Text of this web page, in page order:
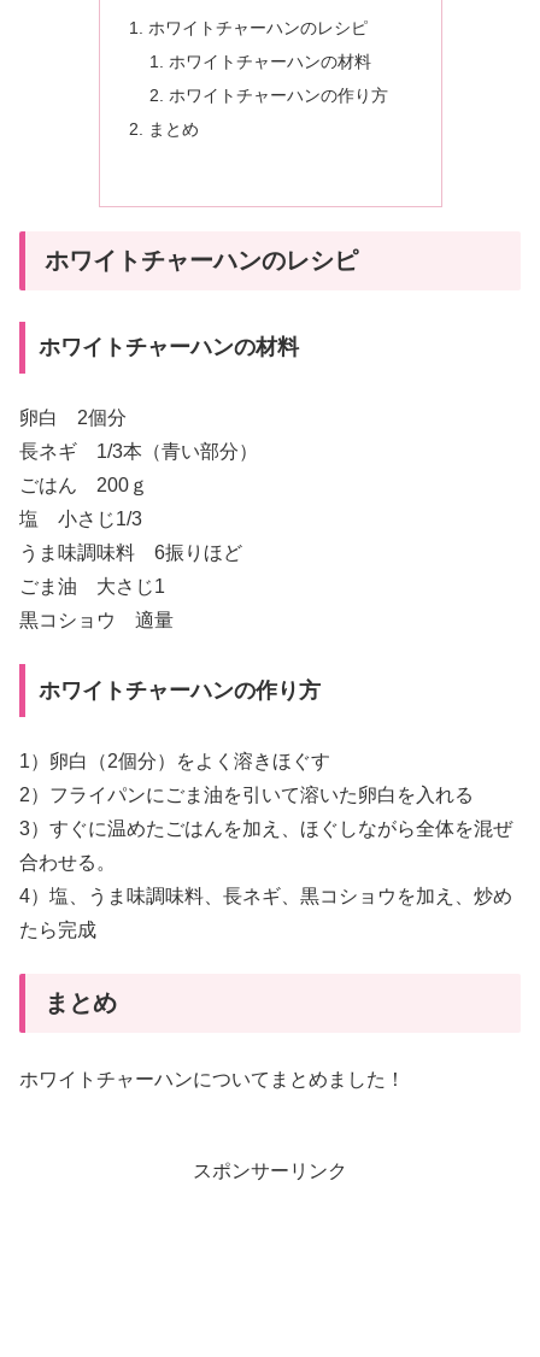
ホワイトチャーハンのレシピ
ホワイトチャーハンの材料
ホワイトチャーハンの作り方
まとめ
ホワイトチャーハンのレシピ
ホワイトチャーハンの材料
卵白 2個分
長ネギ 1/3本（青い部分）
ごはん 200ｇ
塩 小さじ1/3
うま味調味料 6振りほど
ごま油 大さじ1
黒コショウ 適量
ホワイトチャーハンの作り方
1）卵白（2個分）をよく溶きほぐす
2）フライパンにごま油を引いて溶いた卵白を入れる
3）すぐに温めたごはんを加え、ほぐしながら全体を混ぜ
合わせる。
4）塩、うま味調味料、長ネギ、黒コショウを加え、炒め
たら完成
まとめ
ホワイトチャーハンについてまとめました！
スポンサーリンク